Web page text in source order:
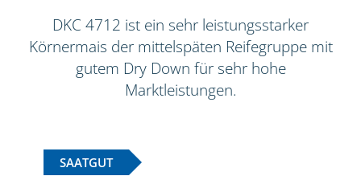
DKC 4712 ist ein sehr leistungsstarker
Körnermais der mittelspäten Reifegruppe mit
gutem Dry Down für sehr hohe
Marktleistungen.
SAATGUT